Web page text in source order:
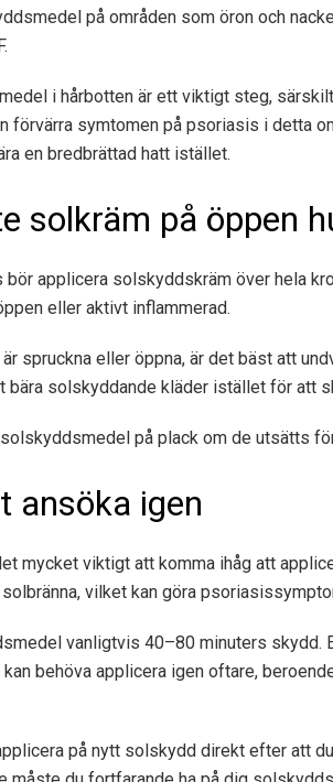
på områden som öron och
i hårbotten är ett viktigt steg,
förvärra symtomen på psoriasis i detta
en bredbrättad hatt istället.
solkräm på öppen
applicera solskyddskräm över hela
eller aktivt inflammerad.
spruckna eller öppna, är det bäst att
bära solskyddande kläder istället för att
på plack om de utsätts
ansöka igen
mycket viktigt att komma ihåg att
vilket kan göra
vanligtvis 40–80 minuters skydd.
kan behöva applicera igen oftare,
på nytt solskydd direkt efter att